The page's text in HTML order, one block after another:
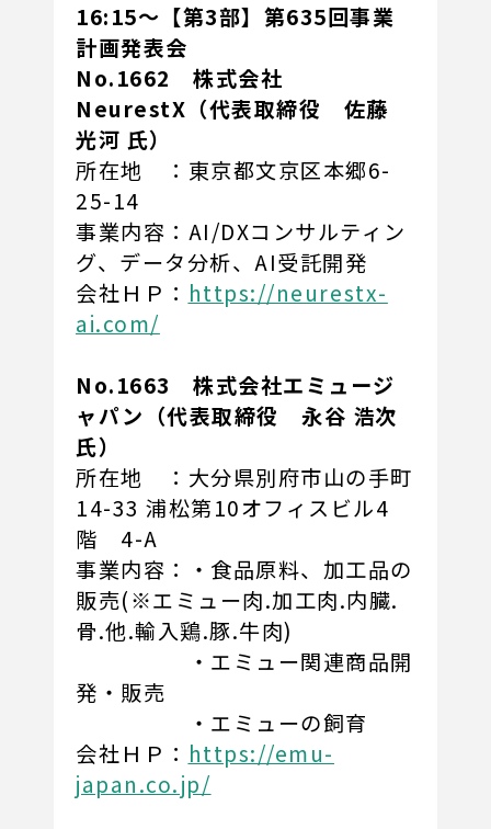
16:15～【第3部】第635回事業
計画発表会
No.1662 株式会社
NeurestX（代表取締役 佐藤
光河 氏）
所在地 ：東京都文京区本郷6-
25-14
事業内容：AI/DXコンサルティン
グ、データ分析、AI受託開発
会社ＨＰ： https://neurestx-
ai.com/
No.1663 株式会社エミュージ
ャパン（代表取締役 永谷 浩次
氏）
所在地 ：大分県別府市山の手町
14-33 浦松第10オフィスビル4
階 4-A
事業内容：・食品原料、加工品の
販売(※エミュー肉.加工肉.内臓.
骨.他.輸入鶏.豚.牛肉)
・エミュー関連商品開
発・販売
・エミューの飼育
会社ＨＰ： https://emu-
japan.co.jp/